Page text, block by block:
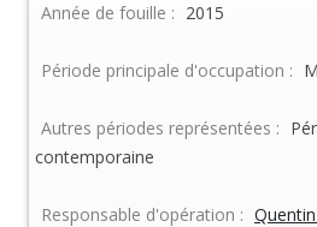
Année de fouille : 2015
Période principale d'occupation :
Autres périodes représentées :
contemporaine
Responsable d'opération :